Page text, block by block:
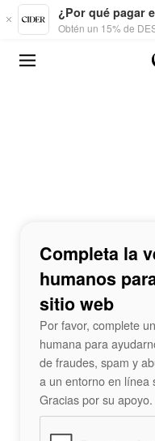
Skip to main content
¿Por qué pagar
Obtén un 15% de
Completa la
humanos
sitio web
Por favor, complete
humana para
de fraudes, spam y
a un entorno en línea
Gracias por su apoyo.